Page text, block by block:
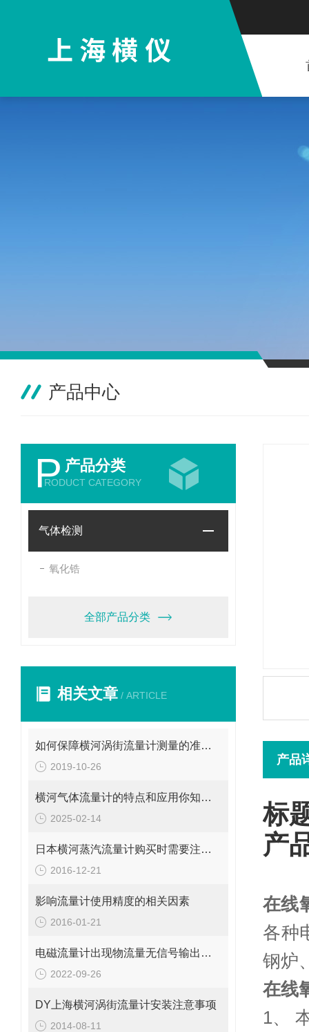
产品中心
P 产品分类
RODUCT CATEGORY
气体检测
氧化锆
全部产品分类
相关文章 / ARTICLE
如何保障横河涡街流量计测量的准确性呢？请看这里
2019-10-26
横河气体流量计的特点和应用你知道吗？
2025-02-14
日本横河蒸汽流量计购买时需要注意些什么
2016-12-21
影响流量计使用精度的相关因素
2016-01-21
电磁流量计出现物流量无信号输出问题应这样解决
2022-09-26
DY上海横河涡街流量计安装注意事项
2014-08-11
产品
标
产
在线
各种
钢炉
在线
1、